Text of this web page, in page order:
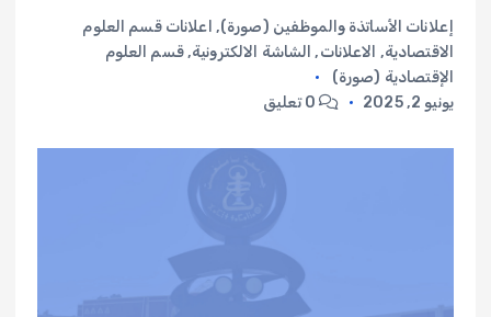
إعلانات الأساتذة والموظفين (صورة), اعلانات قسم العلوم
الاقتصادية, الاعلانات, الشاشة الالكترونية,قسم العلوم
الإقتصادية (صورة)
يونيو 2, 2025
0 تعليق